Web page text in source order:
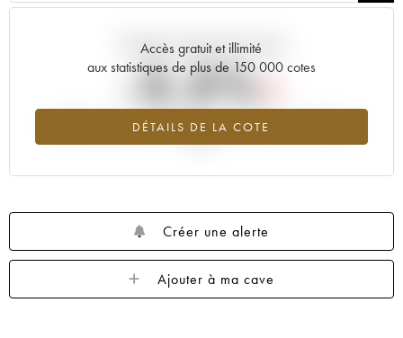
Accès gratuit et illimité
aux statistiques de plus de 150 000 cotes
DÉTAILS DE LA COTE
Tendance actuelle de la cote
-5.5%
Tendance à la baisse du millésime 1979 en 2026 par rapport à
Créer une alerte
Ajouter à ma cave